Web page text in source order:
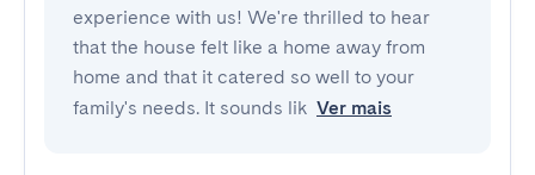
experience with us! We're thrilled to hear
that the house felt like a home away from
home and that it catered so well to your
family's needs. It sounds lik Ver mais